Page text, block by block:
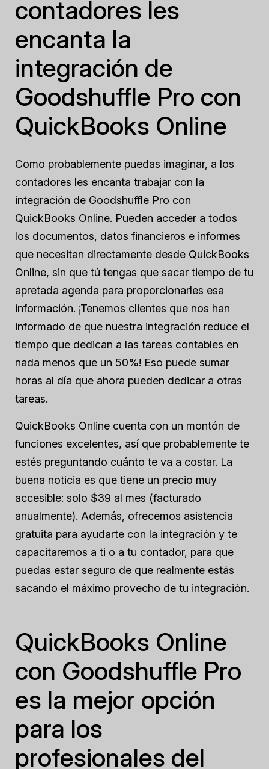
contadores les
encanta la
integración de
Goodshuffle Pro con
QuickBooks Online
Como probablemente puedas imaginar, a los
contadores les encanta trabajar con la
integración de Goodshuffle Pro con
QuickBooks Online. Pueden acceder a todos
los documentos, datos financieros e informes
que necesitan directamente desde QuickBooks
Online, sin que tú tengas que sacar tiempo de tu
apretada agenda para proporcionarles esa
información. ¡Tenemos clientes que nos han
informado de que nuestra integración reduce el
tiempo que dedican a las tareas contables en
nada menos que un 50%! Eso puede sumar
horas al día que ahora pueden dedicar a otras
tareas.
QuickBooks Online cuenta con un montón de
funciones excelentes, así que probablemente te
estés preguntando cuánto te va a costar. La
buena noticia es que tiene un precio muy
accesible: solo $39 al mes (facturado
anualmente). Además, ofrecemos asistencia
gratuita para ayudarte con la integración y te
capacitaremos a ti o a tu contador, para que
puedas estar seguro de que realmente estás
sacando el máximo provecho de tu integración.
QuickBooks Online
con Goodshuffle Pro
es la mejor opción
para los
profesionales del